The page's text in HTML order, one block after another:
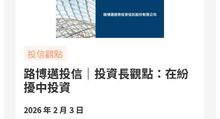
投信觀點
路博邁投信｜投資長觀點：在紛
擾中投資
2026 年 2 月 3 日